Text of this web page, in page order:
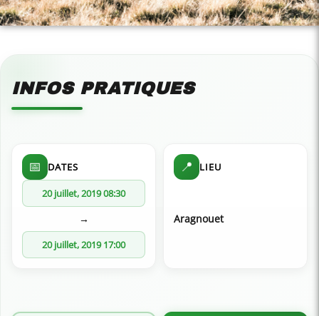
INFOS PRATIQUES
📅 DATES
20 juillet, 2019 08:30
→
20 juillet, 2019 17:00
📍 LIEU
Aragnouet